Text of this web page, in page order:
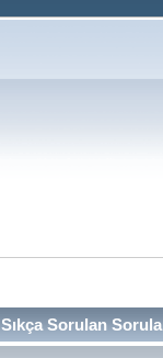
Sıkça Sorulan